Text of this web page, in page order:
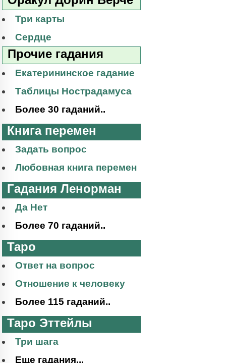
Три карты
Сердце
Прочие гадания
Екатерининское гадание
Таблицы Нострадамуса
Более 30 гаданий..
Книга перемен
Задать вопрос
Любовная книга перемен
Гадания Ленорман
Да Нет
Более 70 гаданий..
Таро
Ответ на вопрос
Отношение к человеку
Более 115 гаданий..
Таро Эттейлы
Три шага
Еще гадания...